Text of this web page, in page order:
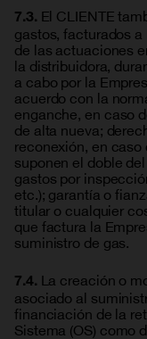
7.3. El CLIENTE
gastos, facturados
de las actuaciones
la distribuidora,
a cabo por la
acuerdo con la
enganche, en caso
de alta nueva;
reconexión, en
suponen el doble
gastos por
etc.); garantía o
titular o cualquier
que factura la
suministro de gas.
7.4. La creación o
asociado al
financiación de la
Sistema (OS) como